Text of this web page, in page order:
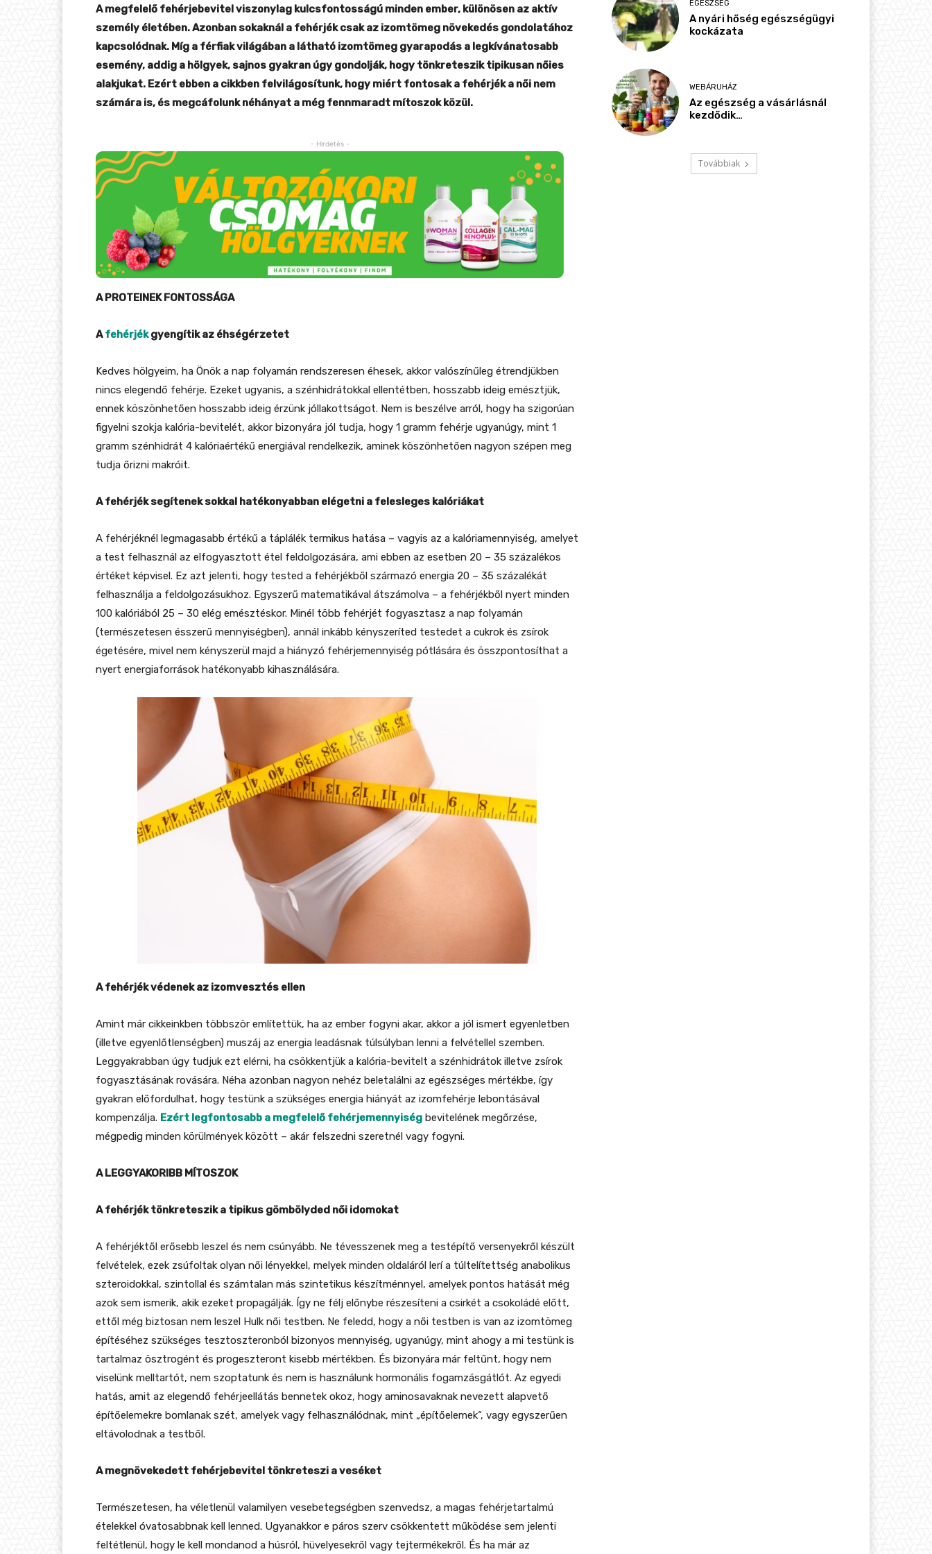
A megfelelő fehérjebevitel viszonylag kulcsfontosságú minden ember, különösen az aktív
személy életében. Azonban sokaknál a fehérjék csak az izomtömeg növekedés gondolatához
kapcsolódnak. Míg a férfiak világában a látható izomtömeg gyarapodás a legkívánatosabb
esemény, addig a hölgyek, sajnos gyakran úgy gondolják, hogy tönkreteszik tipikusan nőies
alakjukat. Ezért ebben a cikkben felvilágosítunk, hogy miért fontosak a fehérjék a női nem
számára is, és megcáfolunk néhányat a még fennmaradt mítoszok közül.
- Hirdetés -
A PROTEINEK FONTOSSÁGA
Afehérjékgyengítik az éhségérzetet
Kedves hölgyeim, ha Önök a nap folyamán rendszeresen éhesek, akkor valószínűleg étrendjükben
nincs elegendő fehérje. Ezeket ugyanis, a szénhidrátokkal ellentétben, hosszabb ideig emésztjük,
ennek köszönhetően hosszabb ideig érzünk jóllakottságot. Nem is beszélve arról, hogy ha szigorúan
figyelni szokja kalória-bevitelét, akkor bizonyára jól tudja, hogy 1 gramm fehérje ugyanúgy, mint 1
gramm szénhidrát 4 kalóriaértékű energiával rendelkezik, aminek köszönhetően nagyon szépen meg
tudja őrizni makróit.
A fehérjék segítenek sokkal hatékonyabban elégetni a felesleges kalóriákat
A fehérjéknél legmagasabb értékű a táplálék termikus hatása – vagyis az a kalóriamennyiség, amelyet
a test felhasznál az elfogyasztott étel feldolgozására, ami ebben az esetben 20 – 35 százalékos
értéket képvisel. Ez azt jelenti, hogy tested a fehérjékből származó energia 20 – 35 százalékát
felhasználja a feldolgozásukhoz. Egyszerű matematikával átszámolva – a fehérjékből nyert minden
100 kalóriából 25 – 30 elég emésztéskor. Minél több fehérjét fogyasztasz a nap folyamán
(természetesen ésszerű mennyiségben), annál inkább kényszeríted testedet a cukrok és zsírok
égetésére, mivel nem kényszerül majd a hiányzó fehérjemennyiség pótlására és összpontosíthat a
nyert energiaforrások hatékonyabb kihasználására.
A fehérjék védenek az izomvesztés ellen
Amint már cikkeinkben többször említettük, ha az ember fogyni akar, akkor a jól ismert egyenletben
(illetve egyenlőtlenségben) muszáj az energia leadásnak túlsúlyban lenni a felvétellel szemben.
Leggyakrabban úgy tudjuk ezt elérni, ha csökkentjük a kalória-bevitelt a szénhidrátok illetve zsírok
fogyasztásának rovására. Néha azonban nagyon nehéz beletalálni az egészséges mértékbe, így
gyakran előfordulhat, hogy testünk a szükséges energia hiányát az izomfehérje lebontásával
kompenzálja. Ezért legfontosabb a megfelelő fehérjemennyiség bevitelének megőrzése,
mégpedig minden körülmények között – akár felszedni szeretnél vagy fogyni.
A LEGGYAKORIBB MÍTOSZOK
A fehérjék tönkreteszik a tipikus gömbölyded női idomokat
A fehérjéktől erősebb leszel és nem csúnyább. Ne tévesszenek meg a testépítő versenyekről készült
felvételek, ezek zsúfoltak olyan női lényekkel, melyek minden oldaláról lerí a túltelítettség anabolikus
szteroidokkal, szintollal és számtalan más szintetikus készítménnyel, amelyek pontos hatását még
azok sem ismerik, akik ezeket propagálják. Így ne félj előnybe részesíteni a csirkét a csokoládé előtt,
ettől még biztosan nem leszel Hulk női testben. Ne feledd, hogy a női testben is van az izomtömeg
építéséhez szükséges tesztoszteronból bizonyos mennyiség, ugyanúgy, mint ahogy a mi testünk is
tartalmaz ösztrogént és progeszteront kisebb mértékben. És bizonyára már feltűnt, hogy nem
viselünk melltartót, nem szoptatunk és nem is használunk hormonális fogamzásgátlót. Az egyedi
hatás, amit az elegendő fehérjeellátás bennetek okoz, hogy aminosavaknak nevezett alapvető
építőelemekre bomlanak szét, amelyek vagy felhasználódnak, mint „építőelemek“, vagy egyszerűen
eltávolodnak a testből.
A megnövekedett fehérjebevitel tönkreteszi a veséket
Természetesen, ha véletlenül valamilyen vesebetegségben szenvedsz, a magas fehérjetartalmú
ételekkel óvatosabbnak kell lenned. Ugyanakkor e páros szerv csökkentett működése sem jelenti
feltétlenül, hogy le kell mondanod a húsról, hüvelyesekről vagy tejtermékekről. És ha már az
EGÉSZSÉG
A nyári hőség egészségügyi
kockázata
WEBÁRUHÁZ
Az egészség a vásárlásnál
kezdődik…
Továbbiak